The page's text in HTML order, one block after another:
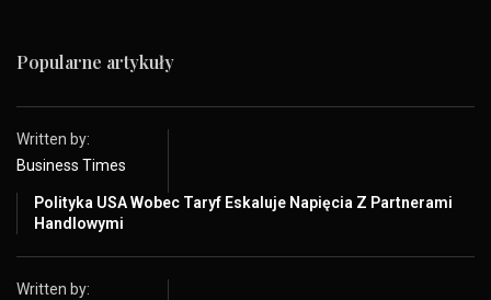
Popularne artykuły
Written by:
Business Times
Polityka USA Wobec Taryf Eskaluje Napięcia Z Partnerami
Handlowymi
Written by: